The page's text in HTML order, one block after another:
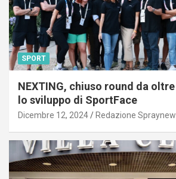
SPORT
NEXTING, chiuso round da
lo sviluppo di SportFace
Dicembre 12, 2024 Redazione